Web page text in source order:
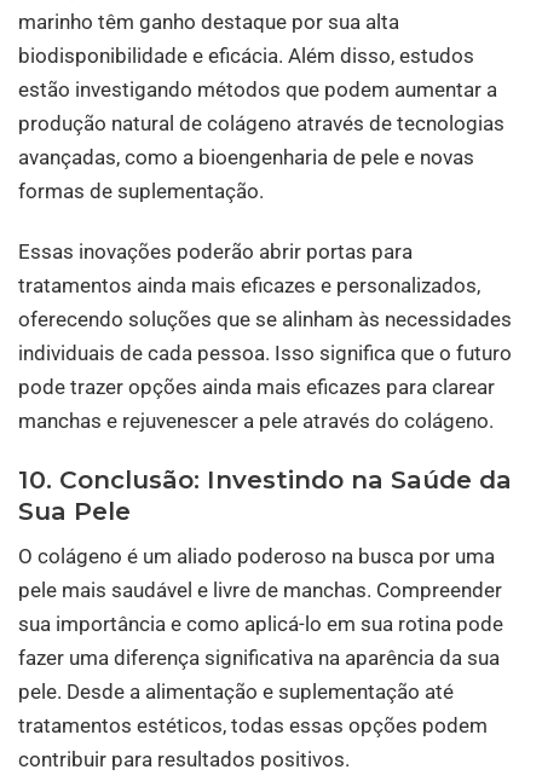
marinho têm ganho destaque por sua alta
biodisponibilidade e eficácia. Além disso, estudos
estão investigando métodos que podem aumentar a
produção natural de colágeno através de tecnologias
avançadas, como a bioengenharia de pele e novas
formas de suplementação.
Essas inovações poderão abrir portas para
tratamentos ainda mais eficazes e personalizados,
oferecendo soluções que se alinham às necessidades
individuais de cada pessoa. Isso significa que o futuro
pode trazer opções ainda mais eficazes para clarear
manchas e rejuvenescer a pele através do colágeno.
10. Conclusão: Investindo na Saúde da
Sua Pele
O colágeno é um aliado poderoso na busca por uma
pele mais saudável e livre de manchas. Compreender
sua importância e como aplicá-lo em sua rotina pode
fazer uma diferença significativa na aparência da sua
pele. Desde a alimentação e suplementação até
tratamentos estéticos, todas essas opções podem
contribuir para resultados positivos.